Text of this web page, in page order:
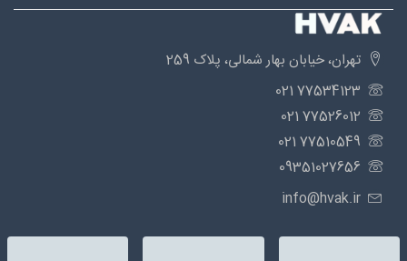
تهران، خیابان بهار شمالی، پلاک 259
77534123 021
77526012 021
77510549 021
09351027656
info@hvak.ir